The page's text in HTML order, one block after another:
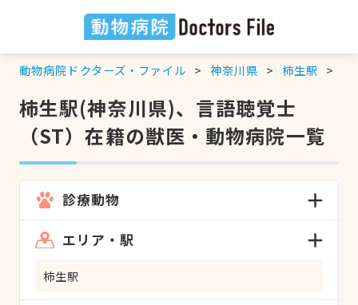
動物病院ドクターズ・ファイル 神奈川県 柿生駅
柿生駅(神奈川県)、言語聴覚士
（ST）在籍の獣医・動物病院一覧
診療動物
エリア・駅
柿生駅